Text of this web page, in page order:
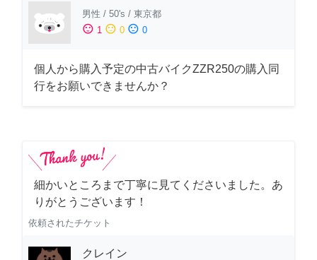
男性 / 50's / 東京都
sentiment_satisfied 1 sentiment_neutral 0 sentiment_dissatisfied 0
個人から購入予定の中古バイクZZR250の購入同
行をお願いできませんか？
細かいところまで丁寧に見てくださいました。あ
りがとうございます！
依頼されたチケット
クレイン